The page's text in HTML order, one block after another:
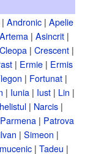
| Andronic | Apelie
Artema| Asincrit|
Cleopa| Crescent|
| Ermie| Ermis
| Fortunat |
| Iunia | Iust | Lin |
| Narcis|
Parmena | Patrova
| Simeon |
| Tadeu |